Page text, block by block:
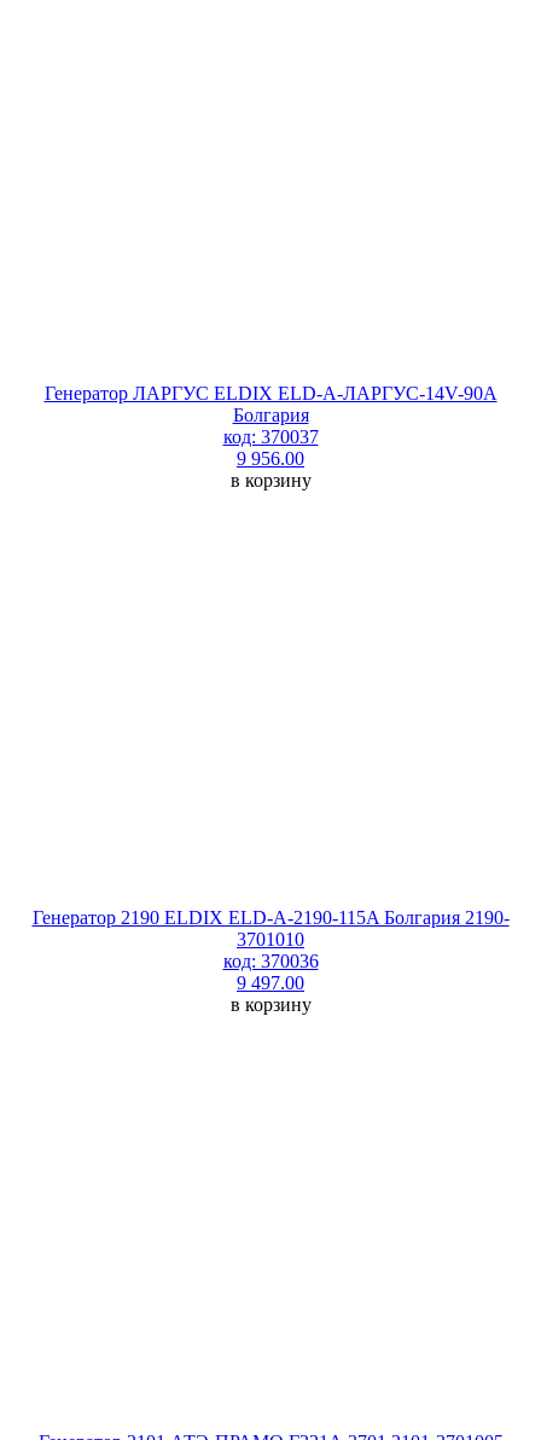
Генератор ЛАРГУС ELDIX ELD-A-ЛАРГУС-14V-90A
Болгария
код: 370037
9 956.00
в корзину
Генератор 2190 ELDIX ELD-A-2190-115A Болгария 2190-
3701010
код: 370036
9 497.00
в корзину